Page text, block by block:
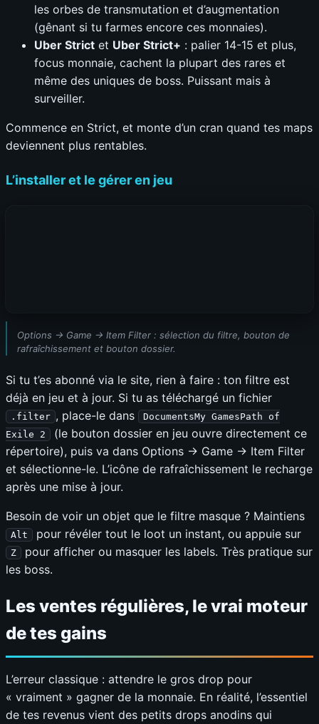
les orbes de transmutation et d’augmentation
(gênant si tu farmes encore ces monnaies).
Uber Strict et Uber Strict+ : palier 14-15 et plus,
focus monnaie, cachent la plupart des rares et
même des uniques de boss. Puissant mais à
surveiller.
Commence en Strict, et monte d’un cran quand tes maps
deviennent plus rentables.
L’installer et le gérer en jeu
Options → Game → Item Filter : sélection du filtre, bouton de
rafraîchissement et bouton dossier.
Si tu t’es abonné via le site, rien à faire : ton filtre est
déjà en jeu et à jour. Si tu as téléchargé un fichier
.filter , place-le dans
DocumentsMy GamesPath of
Exile 2
(le bouton dossier en jeu ouvre directement ce
répertoire), puis va dans Options → Game → Item Filter
et sélectionne-le. L’icône de rafraîchissement le recharge
après une mise à jour.
Besoin de voir un objet que le filtre masque ? Maintiens
Alt pour révéler tout le loot un instant, ou appuie sur
Z
pour afficher ou masquer les labels. Très pratique sur
les boss.
Les ventes régulières, le vrai moteur
de tes gains
L’erreur classique : attendre le gros drop pour
« vraiment » gagner de la monnaie. En réalité, l’essentiel
de tes revenus vient des petits drops anodins qui